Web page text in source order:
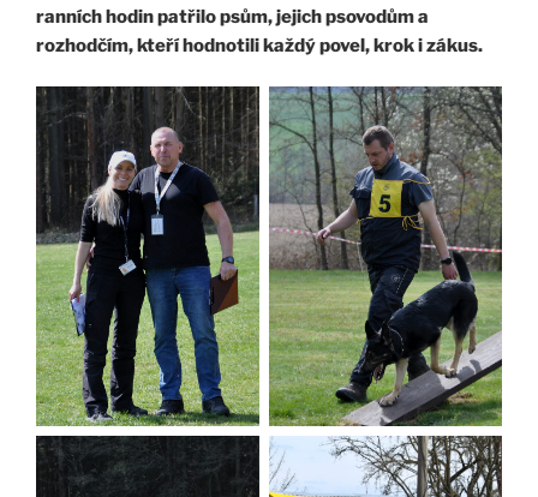
ranních hodin patřilo psům, jejich psovodům a
rozhodčím, kteří hodnotili každý povel, krok i zákus.